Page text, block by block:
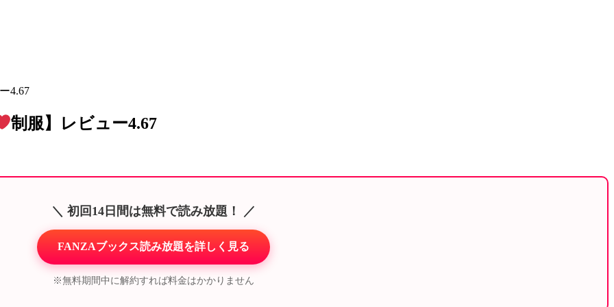
4.67
制服】レビュー4.67
＼ 初回14日間は無料で読み放題！ ／
FANZAブックス読み放題を詳しく見る
※無料期間中に解約すれば料金はかかりません